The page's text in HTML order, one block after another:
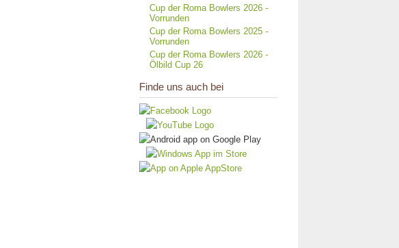
Cup der Roma Bowlers 2026 -
Vorrunden
Cup der Roma Bowlers 2025 -
Vorrunden
Cup der Roma Bowlers 2026 -
Ölbild Cup 26
Finde uns auch bei